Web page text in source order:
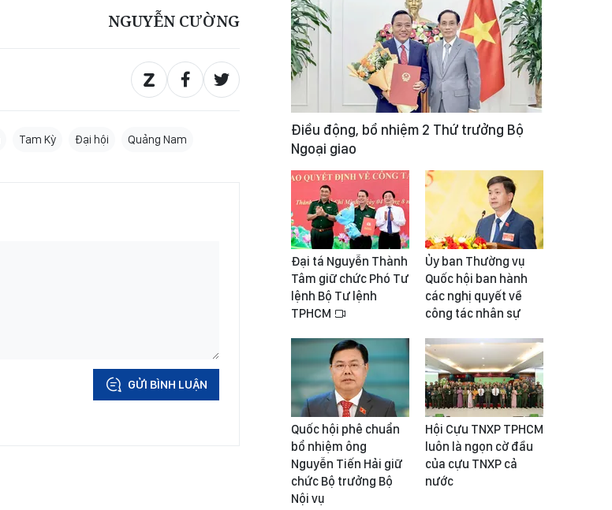
NGUYỄN CƯỜNG
Tam Kỳ Đại hội Quảng Nam
GỬI BÌNH LUẬN
Điều động, bổ nhiệm 2 Thứ trưởng Bộ
Ngoại giao
Đại tá Nguyễn Thành
Tâm giữ chức Phó Tư
lệnh Bộ Tư lệnh
TPHCM
Ủy ban Thường vụ
Quốc hội ban hành
các nghị quyết về
công tác nhân sự
Quốc hội phê chuẩn
bổ nhiệm ông
Nguyễn Tiến Hải giữ
chức Bộ trưởng Bộ
Nội vụ
Hội Cựu TNXP TPHCM
luôn là ngọn cờ đầu
của cựu TNXP cả
nước